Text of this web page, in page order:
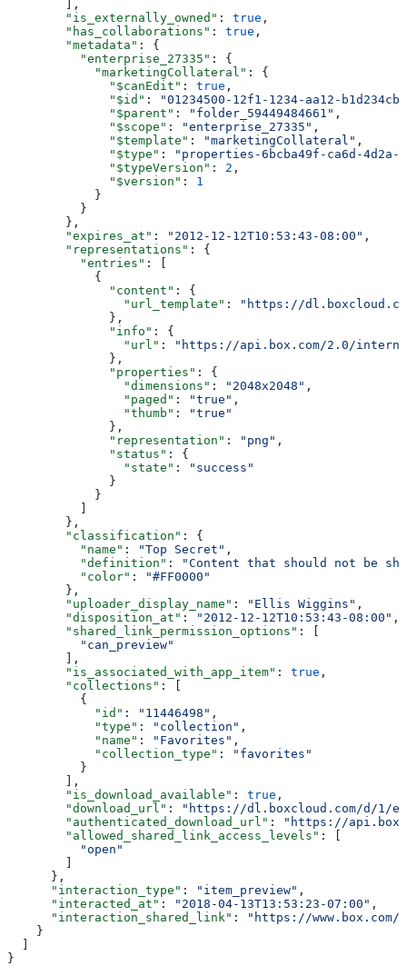
        ],
        "is_externally_owned"
: true ,
        "has_collaborations"
: true ,
        "metadata"
: {
          "enterprise_27335"
: {
            "marketingCollateral"
: {
              "$canEdit"
: true ,
              "$id"
:
"01234500-12f1-1234-aa12-
              "$parent"
: "folder_59449484661" ,
              "$scope"
: "enterprise_27335" ,
              "$template"
: "marketingCollateral" ,
              "$type"
:
"properties-6bcba49f-ca6d-4d2a-
              "$typeVersion"
: 2 ,
              "$version"
: 1
            }
          }
        },
        "expires_at"
: "2012-12-12T10:53:43-08:00" ,
        "representations"
: {
          "entries"
: [
            {
              "content"
: {
                "url_template"
:
"https://
              },
              "info"
: {
                "url"
:
"https://api.box.com/2.0/
              },
              "properties"
: {
                "dimensions"
: "2048x2048" ,
                "paged"
: "true" ,
                "thumb"
:
"true"
              },
              "representation"
: "png" ,
              "status"
: {
                "state"
:
"success"
              }
            }
          ]
        },
        "classification"
: {
          "name"
: "Top Secret" ,
          "definition"
:
"Content that should not be
          "color"
:
"#FF0000"
        },
        "uploader_display_name"
: "Ellis Wiggins" ,
        "disposition_at"
: "2012-12-12T10:53:43-08:00" ,
        "shared_link_permission_options"
: [
          "can_preview"
        ],
        "is_associated_with_app_item"
: true ,
        "collections"
: [
          {
            "id"
: "11446498" ,
            "type"
: "collection" ,
            "name"
: "Favorites" ,
            "collection_type"
:
"favorites"
          }
        ],
        "is_download_available"
: true ,
        "download_url"
:
"https://dl.boxcloud.com/d/1/
        "authenticated_download_url"
:
"https://
        "allowed_shared_link_access_levels"
: [
          "open"
        ]
      },
      "interaction_type"
: "item_preview" ,
      "interacted_at"
: "2018-04-13T13:53:23-07:00" ,
      "interaction_shared_link"
:
"https://
    }
  ]
}